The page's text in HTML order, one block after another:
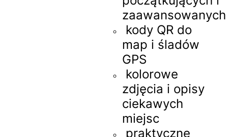
zaawansowanych
kody QR do
map i śladów
GPS
kolorowe
zdjęcia i opisy
ciekawych
miejsc
praktyczne